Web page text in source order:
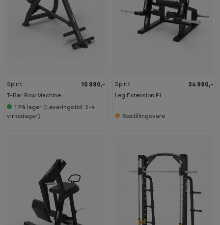
Spirit
T-Bar Row Machine
10 990,-
1 På lager (Leveringstid: 2-4
virkedager)
Spirit
Leg Extension PL
34 990,-
Bestillingsvare